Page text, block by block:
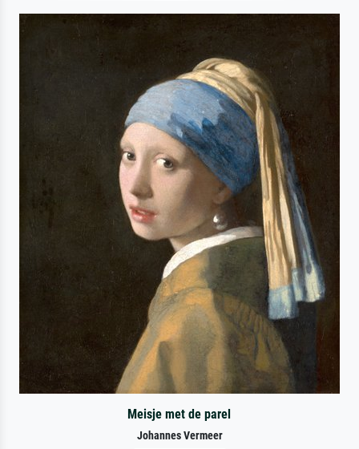
Meisje met de parel
Johannes Vermeer